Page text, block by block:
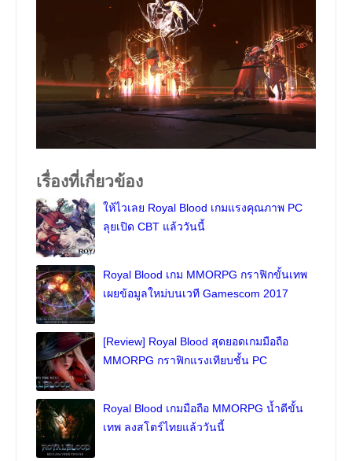
เรื่องที่เกี่ยวข้อง
ให้ไวเลย Royal Blood เกมแรงคุณภาพ PC
ลุยเปิด CBT แล้ววันนี้
Royal Blood เกม MMORPG กราฟิกขั้นเทพ
เผยข้อมูลใหม่บนเวที Gamescom 2017
[Review] Royal Blood สุดยอดเกมมือถือ
MMORPG กราฟิกแรงเทียบชั้น PC
Royal Blood เกมมือถือ MMORPG น้ำดีขั้น
เทพ ลงสโตร์ไทยแล้ววันนี้